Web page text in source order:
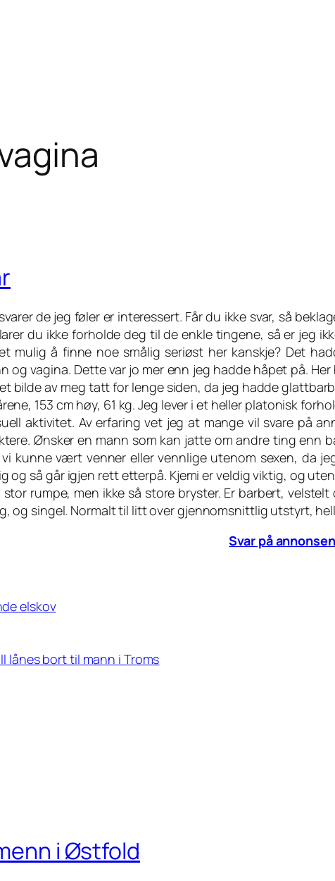
de jeg føler er interessert. Får du ikke svar, så
du ikke forholde deg til de enkle tingene, så er jeg
mulig å finne noe smålig seriøst her kanskje? Det
og vagina. Dette var jo mer enn jeg hadde håpet på.
bilde av meg tatt for lenge siden, da jeg hadde
153 cm høy, 61 kg. Jeg lever i et heller platonisk
aktivitet. Av erfaring vet jeg at mange vil svare på
Ønsker en mann som kan jatte om andre ting
vi kunne vært venner eller vennlige utenom sexen, da
og så går igjen rett etterpå. Kjemi er veldig viktig, og
stor rumpe, men ikke så store bryster. Er barbert,
og singel. Normalt til litt over gjennomsnittlig utstyrt,
Svar på
elskov
lånes bort til mann i Troms
i Østfold